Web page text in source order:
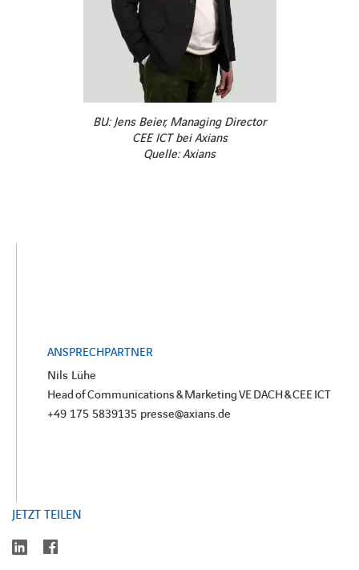
ANSPRECHPARTNER
Nils Lühe
Head of Communications & Marketing VE DACH & CEE ICT
+49 175 5839135 presse@axians.de
BU: Jens Beier, Managing Director
CEE ICT bei Axians
Quelle: Axians
JETZT TEILEN
linkedin